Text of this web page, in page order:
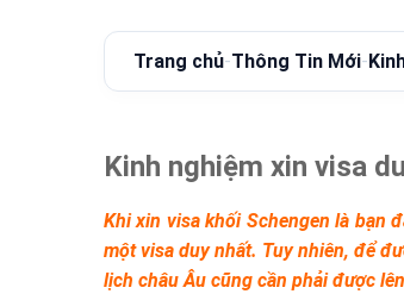
Trang chủ-Thông Tin Mới-
Kinh nghiệm xin visa
Khi xin visa khối Schengen là bạn
một visa duy nhất. Tuy nhiên, để
lịch châu Âu cũng cần phải được